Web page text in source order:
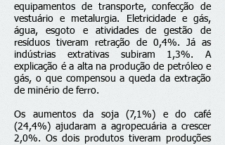
equipamentos de transporte, confecção de
vestuário e metalurgia. Eletricidade e gás,
água, esgoto e atividades de gestão de
resíduos tiveram retração de 0,4%. Já as
indústrias extrativas subiram 1,3%. A
explicação é a alta na produção de petróleo e
gás, o que compensou a queda da extração
de minério de ferro.
Os aumentos da soja (7,1%) e do café
(24,4%) ajudaram a agropecuária a crescer
2,0%. Os dois produtos tiveram produções